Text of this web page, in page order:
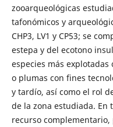
zooarqueológicas
tafonómicos y
CHP3, LV1 y CP53; se
estepa y del ecotono
especies más
o plumas con fines
y tardío, así como el rol
de la zona estudiada. En
recurso